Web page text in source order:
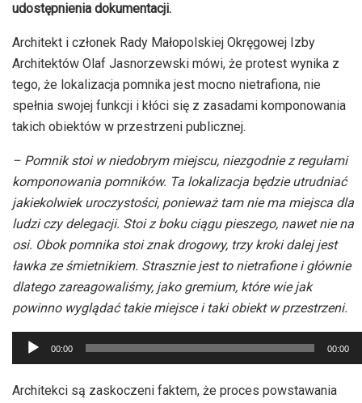
udostępnienia dokumentacji.
Architekt i członek Rady Małopolskiej Okręgowej Izby
Architektów Olaf Jasnorzewski mówi, że protest wynika z
tego, że lokalizacja pomnika jest mocno nietrafiona, nie
spełnia swojej funkcji i kłóci się z zasadami komponowania
takich obiektów w przestrzeni publicznej.
– Pomnik stoi w niedobrym miejscu, niezgodnie z regułami
komponowania pomników. Ta lokalizacja będzie utrudniać
jakiekolwiek uroczystości, ponieważ tam nie ma miejsca dla
ludzi czy delegacji. Stoi z boku ciągu pieszego, nawet nie na
osi. Obok pomnika stoi znak drogowy, trzy kroki dalej jest
ławka ze śmietnikiem. Strasznie jest to nietrafione i głównie
dlatego zareagowaliśmy, jako gremium, które wie jak
powinno wyglądać takie miejsce i taki obiekt w przestrzeni.
Odtwarzacz
plików
dźwiękowych
00:00 00:00
Architekci są zaskoczeni faktem, że proces powstawania